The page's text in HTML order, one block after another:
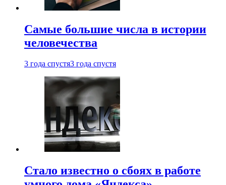
Самые большие числа в истории
человечества
3 года спустя3 года спустя
Стало известно о сбоях в работе